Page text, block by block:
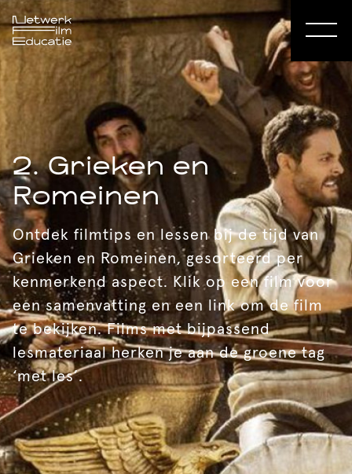
2. Grieken en
Romeinen
Ontdek filmtips en lessen bij de tijd van
Grieken en Romeinen, gesorteerd per
kenmerkend aspect. Klik op een film voor
een samenvatting en een link om de film
te bekijken. Films met bijpassend
lesmateriaal herken je aan de groene tag
‘met les’.